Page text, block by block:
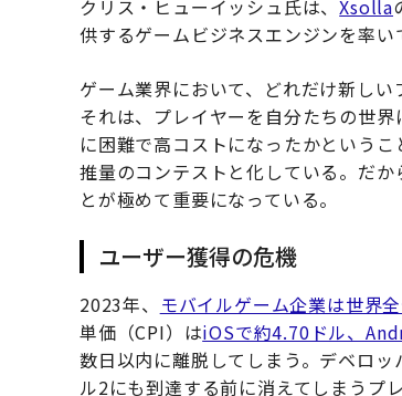
クリス・ヒューイッシュ氏は、Xsolla
供するゲームビジネスエンジンを率い
ゲーム業界において、どれだけ新し
それは、プレイヤーを自分たちの世
に困難で高コストになったかという
推量のコンテストと化している。だ
とが極めて重要になっている。
ユーザー獲得の危機
2023年、 モバイルゲーム企業は世界
単価（CPI）はiOSで約4.70ドル、
数日以内に離脱してしまう。デベロ
ル2にも到達する前に消えてしまうプ